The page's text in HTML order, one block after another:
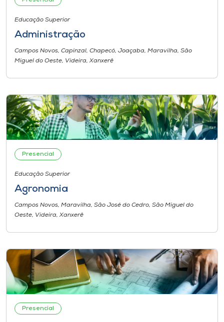
I.nova
Diplomados
Cultura
CPA
Biblioteca
Editora
Museu
Unoesc
Store
Educação Superior
Administração
Campos Novos, Capinzal, Chapecó, Joaçaba, Maravilha, São
Miguel do Oeste, Videira, Xanxerê
Presencial
Educação Superior
Agronomia
Campos Novos, Maravilha, São José do Cedro, São Miguel do
Oeste, Videira, Xanxerê
Presencial